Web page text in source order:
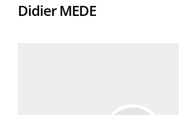
Didier MEDE